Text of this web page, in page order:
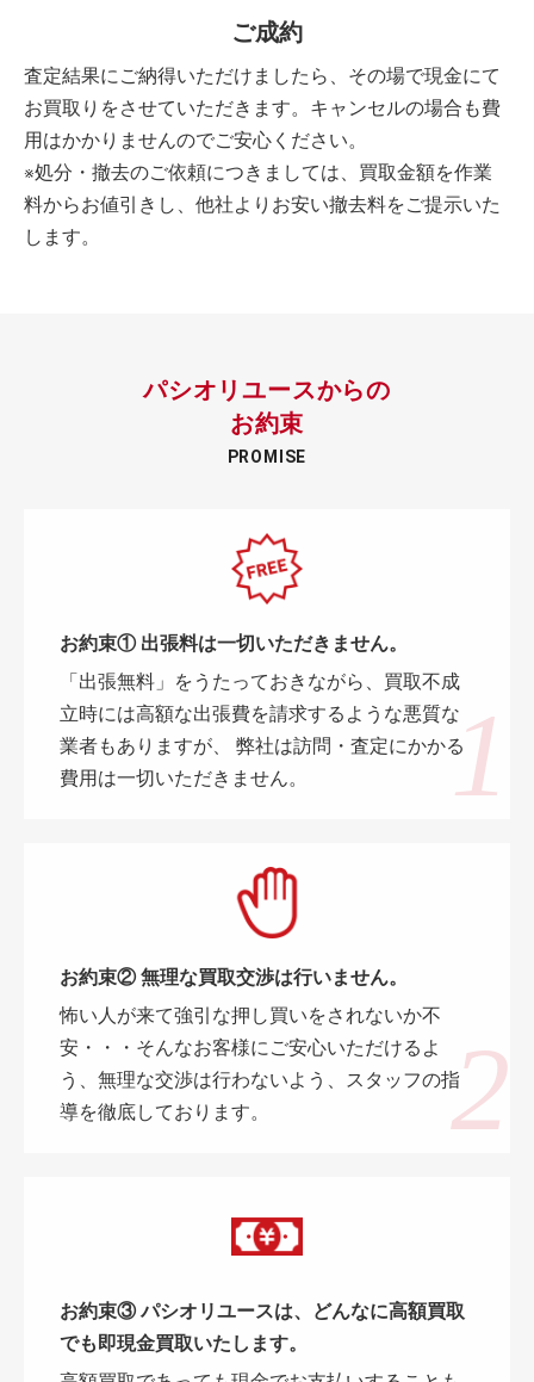
ご成約
査定結果にご納得いただけましたら、その場で現金にて
お買取りをさせていただきます。キャンセルの場合も費
用はかかりませんのでご安心ください。
※処分・撤去のご依頼につきましては、買取金額を作業
料からお値引きし、他社よりお安い撤去料をご提示いた
します。
パシオリユースからの
お約束
PROMISE
お約束① 出張料は一切いただきません。
「出張無料」をうたっておきながら、買取不成
立時には高額な出張費を請求するような悪質な
業者もありますが、 弊社は訪問・査定にかかる
費用は一切いただきません。
お約束② 無理な買取交渉は行いません。
怖い人が来て強引な押し買いをされないか不
安・・・そんなお客様にご安心いただけるよ
う、無理な交渉は行わないよう、スタッフの指
導を徹底しております。
お約束③ パシオリユースは、どんなに高額買取
でも即現金買取いたします。